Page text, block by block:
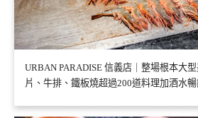
URBAN PARADISE 信義店｜整場根本大
片、牛排、鐵板燒超過200道料理加酒水